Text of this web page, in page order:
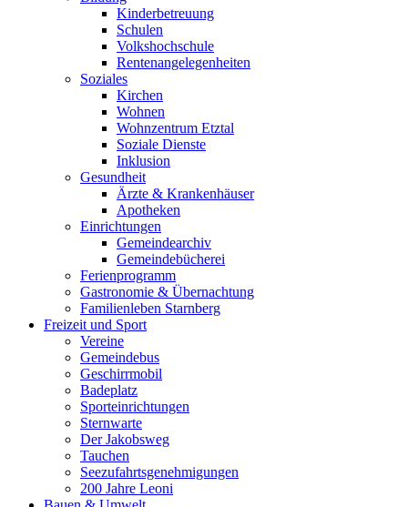
Kinderbetreuung
Schulen
Volkshochschule
Rentenangelegenheiten
Soziales
Kirchen
Wohnen
Wohnzentrum Etztal
Soziale Dienste
Inklusion
Gesundheit
Ärzte & Krankenhäuser
Apotheken
Einrichtungen
Gemeindearchiv
Gemeindebücherei
Ferienprogramm
Gastronomie & Übernachtung
Familienleben Starnberg
Freizeit und Sport
Vereine
Gemeindebus
Geschirrmobil
Badeplatz
Sporteinrichtungen
Sternwarte
Der Jakobsweg
Tauchen
Seezufahrtsgenehmigungen
200 Jahre Leoni